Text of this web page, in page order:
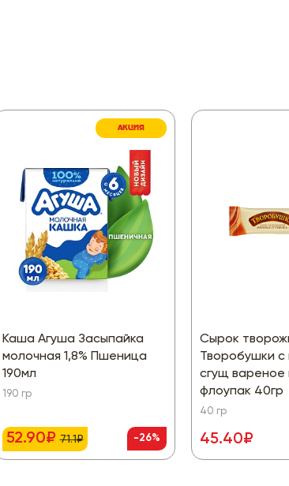
Каша Агуша Засыпайка
молочная 1,8% Пшеница
190мл
190 гр
52.90₽ 71.1₽ -26%
АКЦИЯ
Сырок
Творобушки с
сгущ вареное
флоупак 40гр
40 гр
45.40₽